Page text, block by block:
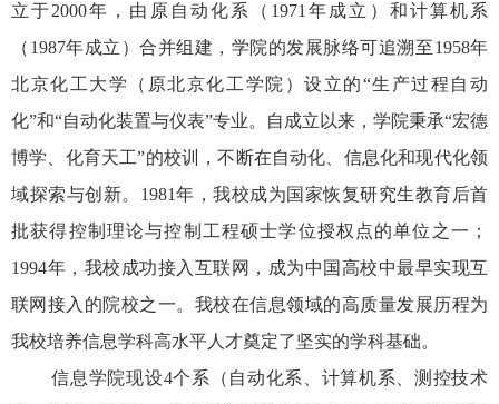
立于2000年，由原自动化系（ 1971 年成立）和计算机系
（ 1987年成立）合并组建，学院的发展脉络可追溯至1958年
北京化工大学（原北京化工学院）设立的“生产过程自动
化”和“自动化装置与仪表”专业。自成立以来，学院秉承“宏德
博学、化育天工”的校训，不断在自动化、信息化和现代化领
域探索与创新。 1981年，我校成为国家恢复研究生教育后首
批获得控制理论与控制工程硕士学位授权点的单位之一；
1994年，我校成功接入互联网，成为中国高校中最早实现互
联网接入的院校之一。我校在信息领域的高质量发展历程为
我校培养信息学科高水平人才奠定了坚实的学科基础。
信息学院现设4个系（自动化系、计算机系、测控技术